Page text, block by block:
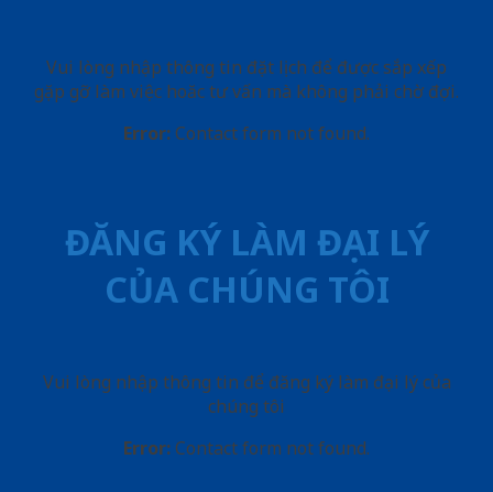
Vui lòng nhập thông tin đặt lịch để được sắp xếp
gặp gỡ làm việc hoăc tư vấn mà không phải chờ đợi.
Error: Contact form not found.
ĐĂNG KÝ LÀM ĐẠI LÝ
CỦA CHÚNG TÔI
Vui lòng nhập thông tin để đăng ký làm đại lý của
chúng tôi
Error: Contact form not found.